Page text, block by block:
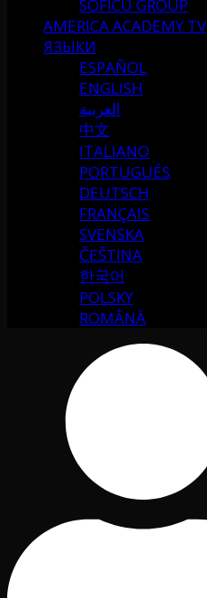
SOFICU GROUP
AMERICA ACADEMY TV
ЯЗЫКИ
ESPAÑOL
ENGLISH
العربية
中文
ITALIANO
PORTUGUÉS
DEUTSCH
FRANÇAIS
SVENSKA
ČEŠTINA
한국어
POLSKY
ROMÂNĂ